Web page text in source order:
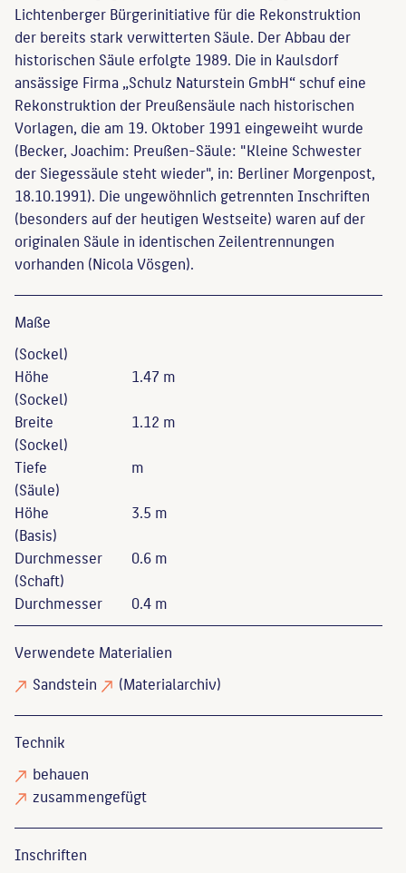
Lichtenberger Bürgerinitiative für die Rekonstruktion
der bereits stark verwitterten Säule. Der Abbau der
historischen Säule erfolgte 1989. Die in Kaulsdorf
ansässige Firma „Schulz Naturstein GmbH“ schuf eine
Rekonstruktion der Preußensäule nach historischen
Vorlagen, die am 19. Oktober 1991 eingeweiht wurde
(Becker, Joachim: Preußen-Säule: "Kleine Schwester
der Siegessäule steht wieder", in: Berliner Morgenpost,
18.10.1991). Die ungewöhnlich getrennten Inschriften
(besonders auf der heutigen Westseite) waren auf der
originalen Säule in identischen Zeilentrennungen
vorhanden (Nicola Vösgen).
Maße
(Sockel)
Höhe
(Sockel)
Breite
(Sockel)
Tiefe
(Säule)
Höhe
(Basis)
Durchmesser
(Schaft)
Durchmesser
1.47 m
1.12 m
m
3.5 m
0.6 m
0.4 m
Verwendete Materialien
Sandstein
(Materialarchiv)
Technik
behauen
zusammengefügt
Inschriften